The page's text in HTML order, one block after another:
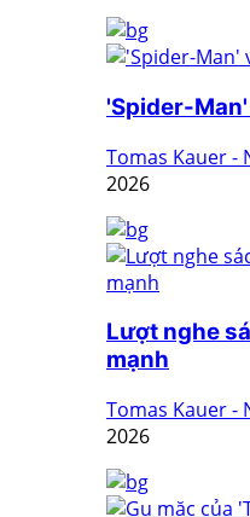
'Spider-
Tomas Kauer -
2026
Lượt nghe
mạnh
Tomas Kauer -
2026